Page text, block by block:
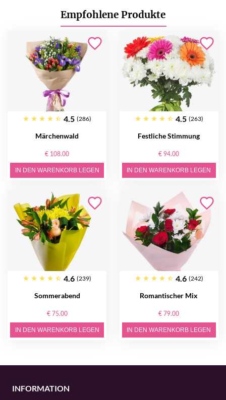
Empfohlene Produkte
4.5 (286)
Märchenwald
€ 108.00
IN DEN WARENKORB LEGEN
4.5 (263)
Festliche Stimmung
€ 94.00
IN DEN WARENKORB LEGEN
4.6 (239)
Sommerabend
€ 75.00
IN DEN WARENKORB LEGEN
4.6 (242)
Romantischer Mix
€ 79.00
IN DEN WARENKORB LEGEN
INFORMATION